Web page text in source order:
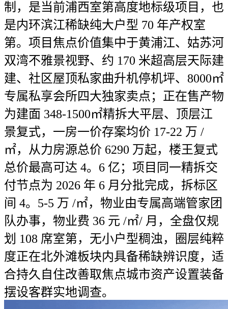
制，是当前浦西室第高度地标级项目，也
是内环滨江稀缺纯大户型 70 年产权室
第。项目焦点价值集中于黄浦江、姑苏河
双湾不雅景视野、约 170 米超高层天际建
建、社区屋顶私家曲升机停机坪、8000㎡
专属私享会所四大独家卖点；正在售产物
为建面 348-1500㎡精拆大平层、顶层江
景复式，一房一价存案均价 17-22 万 /
㎡，从力房源总价 6290 万起，楼王复式
总价最高可达 4。6 亿；项目同一精拆交
付节点为 2026 年 6 月分批完成，拆标区
间 4。5-5 万 /㎡，物业由专属高端管家团
队办事，物业费 36 元 /㎡/ 月，全盘仅规
划 108 席室第，无小户型稠浊，圈层纯粹
度正在北外滩板块内具备稀缺辨识度，适
合持久自住改善取焦点城市资产设置装备
摆设客群实地调查。